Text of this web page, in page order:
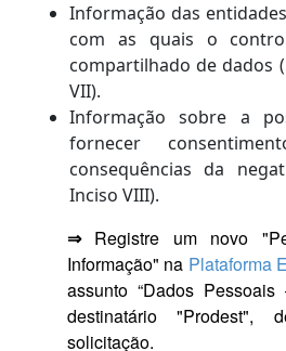
Informação das
com as quais o
compartilhado de dados
VII).
Informação sobre a
fornecer
consequências da
Inciso VIII).
⇒Registre um novo
Informação" na Plataforma
assunto “Dados
destinatário "Prodest",
solicitação.